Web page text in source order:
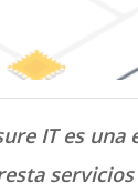
IT es una